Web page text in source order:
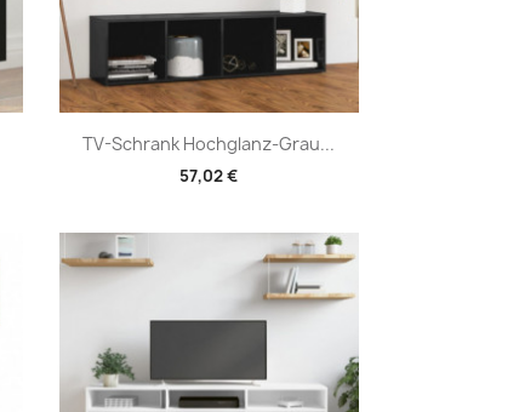
TV-Schrank Hochglanz-Grau...
57,02 €
Vorschau